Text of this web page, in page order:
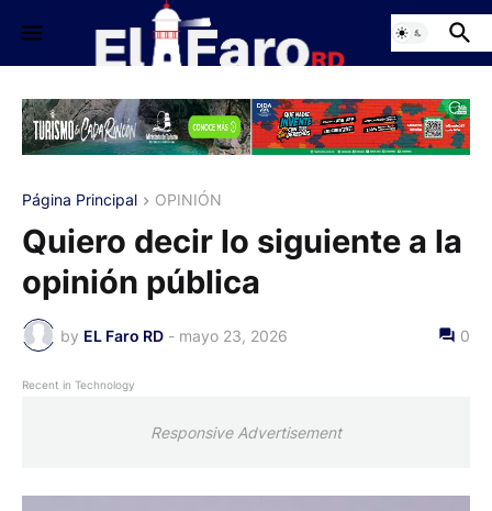
Página Principal OPINIÓN
Quiero decir lo siguiente a la
opinión pública
by EL Faro RD - mayo 23, 2026 0
Recent in Technology
Responsive Advertisement